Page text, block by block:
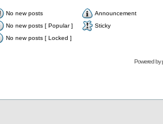
No new posts
Announcement
No new posts [ Popular ]
Sticky
No new posts [ Locked ]
Powered by